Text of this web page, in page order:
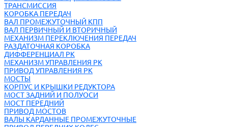
ТРАНСМИССИЯ
КОРОБКА ПЕРЕДАЧ
ВАЛ ПРОМЕЖУТОЧНЫЙ КПП
ВАЛ ПЕРВИЧНЫЙ И ВТОРИЧНЫЙ
МЕХАНИЗМ ПЕРЕКЛЮЧЕНИЯ ПЕРЕДАЧ
РАЗДАТОЧНАЯ КОРОБКА
ДИФФЕРЕНЦИАЛ РК
МЕХАНИЗМ УПРАВЛЕНИЯ РК
ПРИВОД УПРАВЛЕНИЯ РК
МОСТЫ
КОРПУС И КРЫШКИ РЕДУКТОРА
МОСТ ЗАДНИЙ И ПОЛУОСИ
МОСТ ПЕРЕДНИЙ
ПРИВОД МОСТОВ
ВАЛЫ КАРДАННЫЕ ПРОМЕЖУТОЧНЫЕ